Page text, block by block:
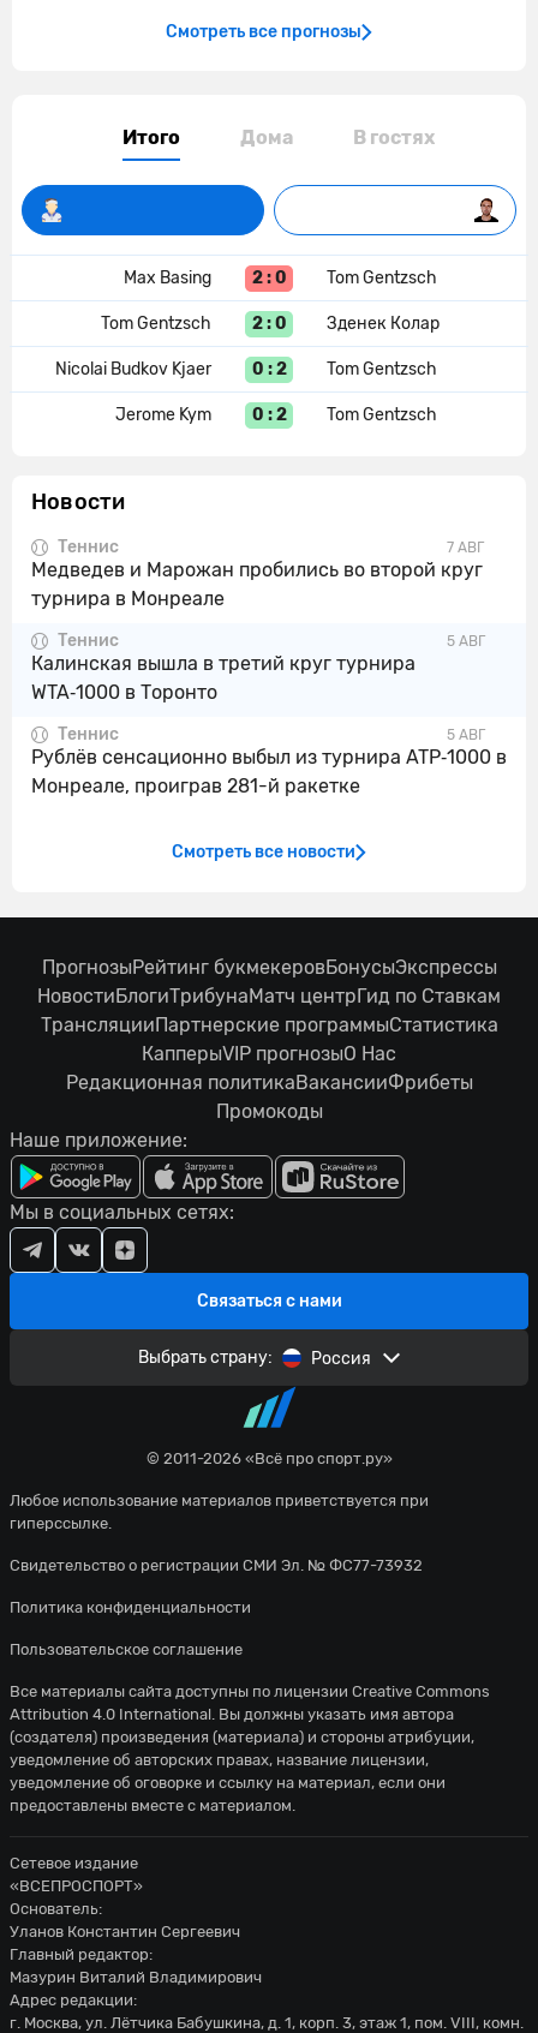
Смотреть все прогнозы
Итого Дома В гостях
Max Basing 2 : 0 Tom Gentzsch
Tom Gentzsch 2 : 0 Зденек Колар
Nicolai Budkov Kjaer 0 : 2 Tom Gentzsch
Jerome Kym 0 : 2 Tom Gentzsch
Новости
7 АВГ
Теннис
Медведев и Марожан пробились во второй круг
турнира в Монреале
5 АВГ
Теннис
Калинская вышла в третий круг турнира
WTA‑1000 в Торонто
5 АВГ
Теннис
Рублёв сенсационно выбыл из турнира ATP‑1000 в
Монреале, проиграв 281-й ракетке
Смотреть все новости
© 2011-2026 «Всё про спорт.ру»
Любое использование материалов приветствуется при
гиперссылке.
Свидетельство о регистрации СМИ Эл. № ФС77-73932
Политика конфиденциальности
Пользовательское соглашение
ПрогнозыРейтинг букмекеровБонусыЭкспрессы
НовостиБлогиТрибунаМатч центрГид по Ставкам
ТрансляцииПартнерские программыСтатистика
КапперыVIP прогнозыО Нас
Редакционная политикаВакансииФрибеты
Промокоды
Наше приложение:
Связаться с нами
Мы в социальных сетях:
Выбрать страну: Россия
Все материалы сайта доступны по лицензии Creative Commons
Attribution 4.0 International. Вы должны указать имя автора
(создателя) произведения (материала) и стороны атрибуции,
уведомление об авторских правах, название лицензии,
уведомление об оговорке и ссылку на материал, если они
предоставлены вместе с материалом.
Сетевое издание
«ВСЕПРОСПОРТ»
Основатель:
Уланов Константин Сергеевич
Главный редактор:
Мазурин Виталий Владимирович
Адрес редакции:
г. Москва, ул. Лётчика Бабушкина, д. 1, корп. 3, этаж 1, пом. VIII, комн.